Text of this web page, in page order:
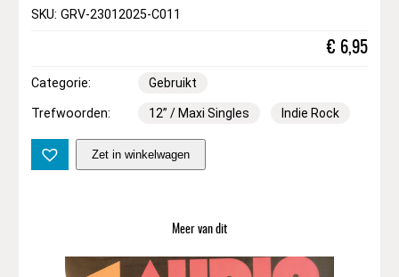
SKU: GRV-23012025-C011
€ 6,95
Categorie: Gebruikt
Trefwoorden: 12” / Maxi Singles Indie Rock
2
T
e
Zet in winkelwagen
Meer van dit